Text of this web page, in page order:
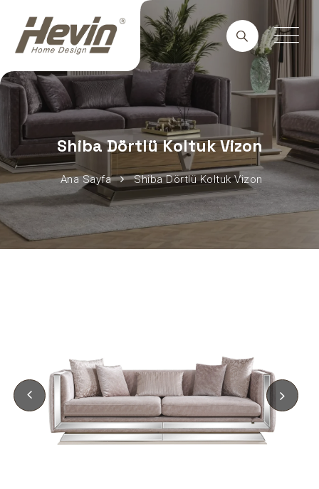
Shiba Dörtlü Koltuk Vizon
Ana Sayfa Shiba Dörtlü Koltuk Vizon